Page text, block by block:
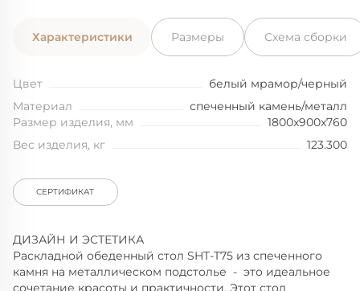
Характеристики Размеры Схема сборки
Цвет
белый мрамор/черный
Материал
спеченный камень/металл
Размер изделия, мм
1800x900x760
Вес изделия, кг
123.300
СЕРТИФИКАТ
ДИЗАЙН И ЭСТЕТИКА
Раскладной обеденный стол SHT-T75 из спеченного
камня на металлическом подстолье - это идеальное